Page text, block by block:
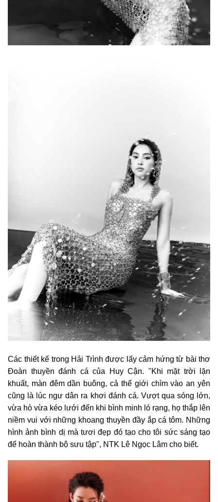
Các thiết kế trong Hải Trình được lấy cảm hứng từ bài thơ
Đoàn thuyền đánh cá của Huy Cận. "Khi mặt trời lặn
khuất, màn đêm dần buông, cả thế giới chìm vào an yên
cũng là lúc ngư dân ra khơi đánh cá. Vượt qua sóng lớn,
vừa hò vừa kéo lưới đến khi bình minh ló rạng, họ thắp lên
niềm vui với những khoang thuyền đầy ắp cá tôm. Những
hình ảnh bình dị mà tươi đẹp đó tạo cho tôi sức sáng tạo
để hoàn thành bộ sưu tập", NTK Lê Ngọc Lâm cho biết.